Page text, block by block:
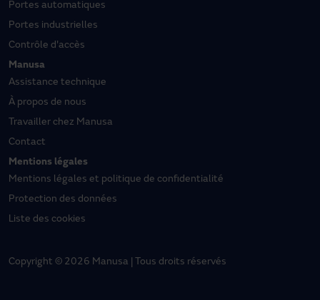
Portes automatiques
Portes industrielles
Contrôle d'accès
Manusa
Assistance technique
À propos de nous
Travailler chez Manusa
Contact
Mentions légales
Mentions légales et politique de confidentialité
Protection des données
Liste des cookies
Copyright © 2026 Manusa | Tous droits réservés